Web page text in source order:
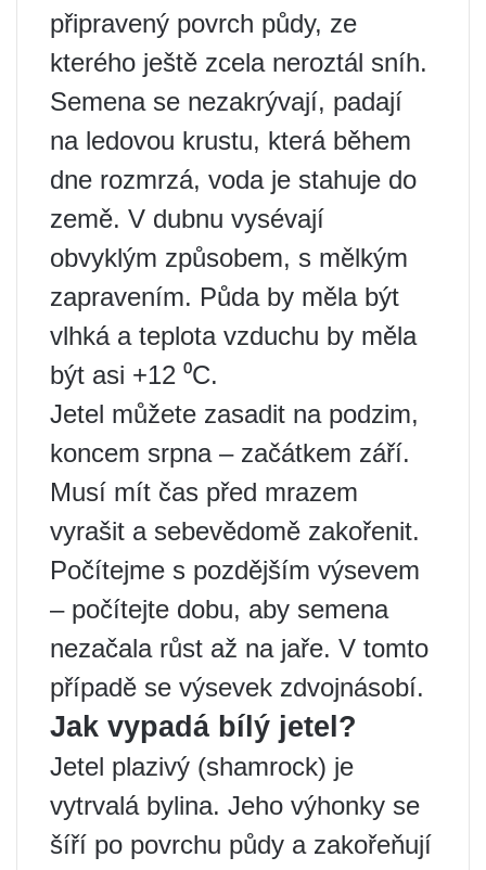
připravený povrch půdy, ze
kterého ještě zcela neroztál sníh.
Semena se nezakrývají, padají
na ledovou krustu, která během
dne rozmrzá, voda je stahuje do
země. V dubnu vysévají
obvyklým způsobem, s mělkým
zapravením. Půda by měla být
vlhká a teplota vzduchu by měla
být asi +12 ⁰С.
Jetel můžete zasadit na podzim,
koncem srpna – začátkem září.
Musí mít čas před mrazem
vyrašit a sebevědomě zakořenit.
Počítejme s pozdějším výsevem
– počítejte dobu, aby semena
nezačala růst až na jaře. V tomto
případě se výsevek zdvojnásobí.
Jak vypadá bílý jetel?
Jetel plazivý (shamrock) je
vytrvalá bylina. Jeho výhonky se
šíří po povrchu půdy a zakořeňují